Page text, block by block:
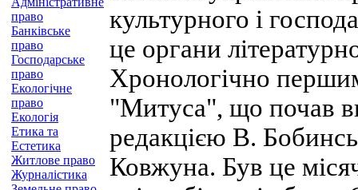
право
Банківське
право
Господарське
право
Екологічне
право
Екологія
Етика та
Естетика
Житлове право
Журналістика
культурного і
це органи
Хронологічно
"Митуса", що почав
редакцією В.
Ковжуна. Був це